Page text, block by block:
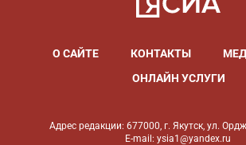
О САЙТЕ КОНТАКТЫ
ОНЛАЙН УСЛУГИ
Адрес редакции: 677000, г. Якутск, ул.
E-mail: ysia1@yandex.ru